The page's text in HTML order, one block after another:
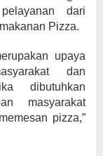
dari
Pizza.
upaya
dan
dibutuhkan
masyarakat
pizza,”